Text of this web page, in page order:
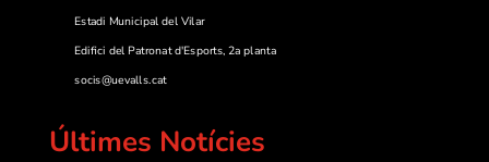
Estadi Municipal del Vilar
Edifici del Patronat d'Esports, 2a planta
socis@uevalls.cat
Últimes Notícies